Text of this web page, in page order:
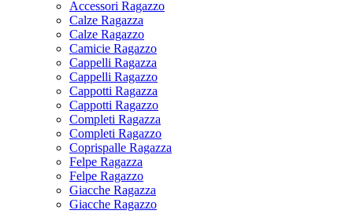
Accessori Ragazzo
Calze Ragazza
Calze Ragazzo
Camicie Ragazzo
Cappelli Ragazza
Cappelli Ragazzo
Cappotti Ragazza
Cappotti Ragazzo
Completi Ragazza
Completi Ragazzo
Coprispalle Ragazza
Felpe Ragazza
Felpe Ragazzo
Giacche Ragazza
Giacche Ragazzo